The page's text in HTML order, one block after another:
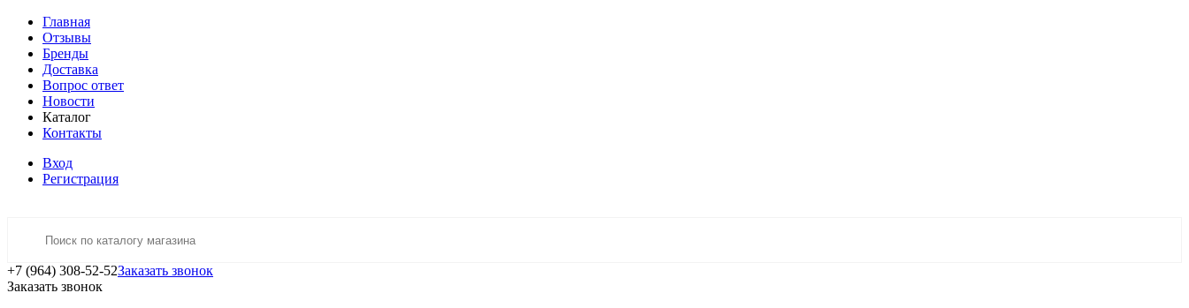
Главная
Отзывы
Бренды
Доставка
Вопрос ответ
Новости
Каталог
Контакты
Вход
Регистрация
+7 (964) 308-52-52Заказать звонок
Заказать звонок